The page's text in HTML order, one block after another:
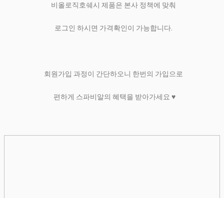
비올로직호쉐시 제품은 본사 정책에 맞춰
로그인 하시면 가격확인이 가능합니다.
회원가입 과정이 간단하오니 한번의 가입으로
편하게 스파비알의 혜택을 받아가세요 ♥